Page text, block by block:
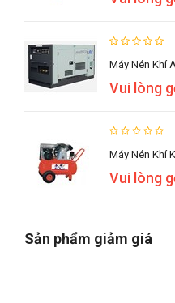
Máy Nén Khí
Vui lòng
Máy Nén Khí
Vui lòng
Sản phẩm giảm giá